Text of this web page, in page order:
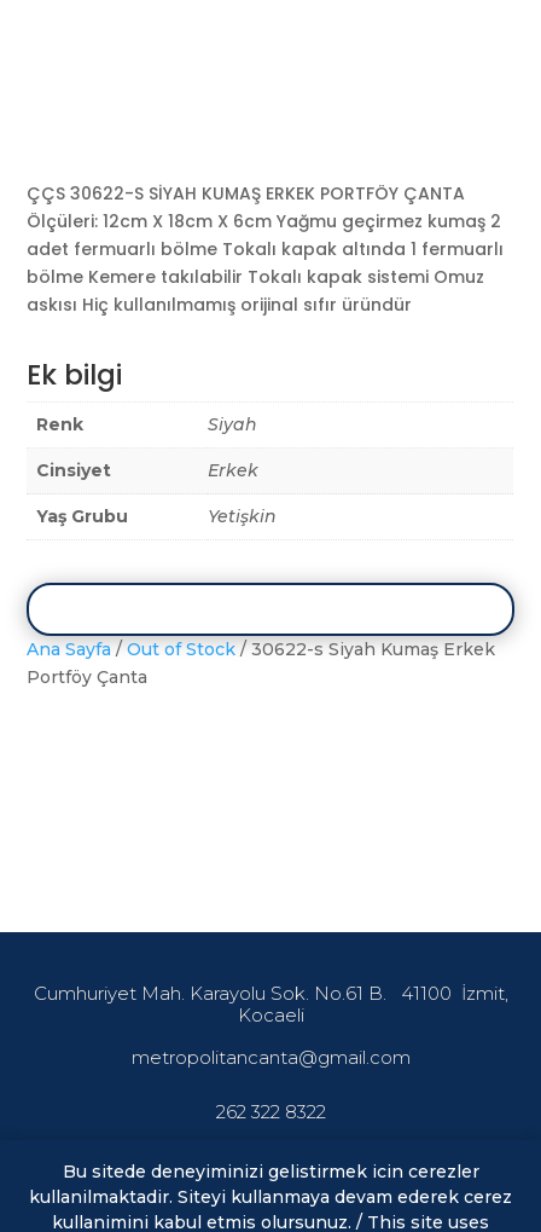
ÇÇS 30622-S SİYAH KUMAŞ ERKEK PORTFÖY ÇANTA
Ölçüleri: 12cm X 18cm X 6cm Yağmu geçirmez kumaş 2
adet fermuarlı bölme Tokalı kapak altında 1 fermuarlı
bölme Kemere takılabilir Tokalı kapak sistemi Omuz
askısı Hiç kullanılmamış orijinal sıfır üründür
Ek bilgi
Renk Siyah
Cinsiyet Erkek
Yaş Grubu Yetişkin
Ana Sayfa /Out of Stock / 30622-s Siyah Kumaş Erkek
Portföy Çanta
Cumhuriyet Mah. Karayolu Sok. No.61 B. 41100 İzmit,
Kocaeli
metropolitancanta@gmail.com
262 322 8322
En son haberler ve fırsatlardan haberdar olmak için abone
olun.
Bu sitede deneyiminizi gelistirmek icin cerezler
kullanilmaktadir. Siteyi kullanmaya devam ederek cerez
kullanimini kabul etmis olursunuz. / This site uses